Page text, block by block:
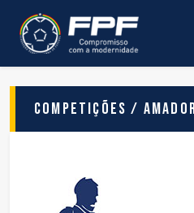
Competições /